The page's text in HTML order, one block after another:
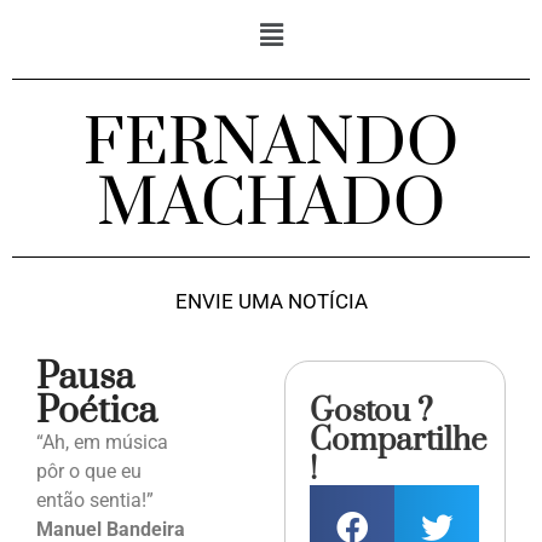
FERNANDO
MACHADO
ENVIE UMA NOTÍCIA
Pausa
Poética
“Ah, em música
pôr o que eu
então sentia!”
Manuel Bandeira
Gostou ?
Compartilhe
!